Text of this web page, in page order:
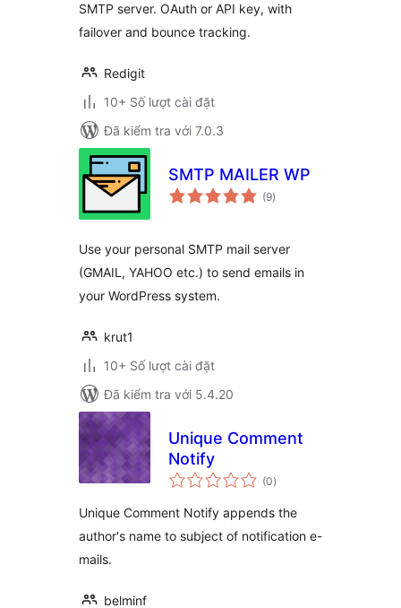
SMTP server. OAuth or API key, with
failover and bounce tracking.
Redigit
10+ Số lượt cài đặt
Đã kiểm tra với 7.0.3
SMTP MAILER WP
(9tổng
đánh
)
Use your personal SMTP mail server
(GMAIL, YAHOO etc.) to send emails in
your WordPress system.
krut1
10+ Số lượt cài đặt
Đã kiểm tra với 5.4.20
Unique Comment
Notify
(0tổng
đánh
)
Unique Comment Notify appends the
author's name to subject of notification e-
mails.
belminf